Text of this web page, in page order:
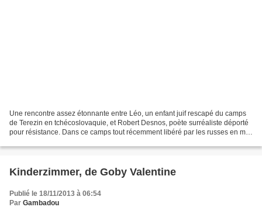
Une rencontre assez étonnante entre Léo, un enfant juif rescapé du camps
de Terezin en tchécoslovaquie, et Robert Desnos, poète surréaliste déporté
pour résistance. Dans ce camps tout récemment libéré par les russes en mai
Kinderzimmer, de Goby Valentine
Publié le 18/11/2013 à 06:54
Par Gambadou